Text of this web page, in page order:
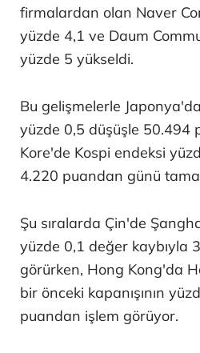
firmalardan olan Naver
yüzde 4,1 ve Daum
yüzde 5 yükseldi.
Bu gelişmelerle
yüzde 0,5 düşüşle 50.494
Kore'de Kospi endeksi
4.220 puandan günü
Şu sıralarda Çin'de
yüzde 0,1 değer kaybıyla
görürken, Hong Kong'da
bir önceki kapanışının
puandan işlem görüyor.